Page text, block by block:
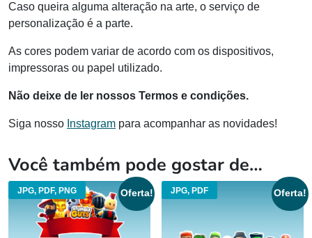
Caso queira alguma alteração na arte, o serviço de
personalização é a parte.
As cores podem variar de acordo com os dispositivos,
impressoras ou papel utilizado.
Não deixe de ler nossos Termos e condições.
Siga nosso Instagram para acompanhar as novidades!
Você também pode gostar de…
JPG, PDF, PNG Oferta! JPG, PDF Oferta!